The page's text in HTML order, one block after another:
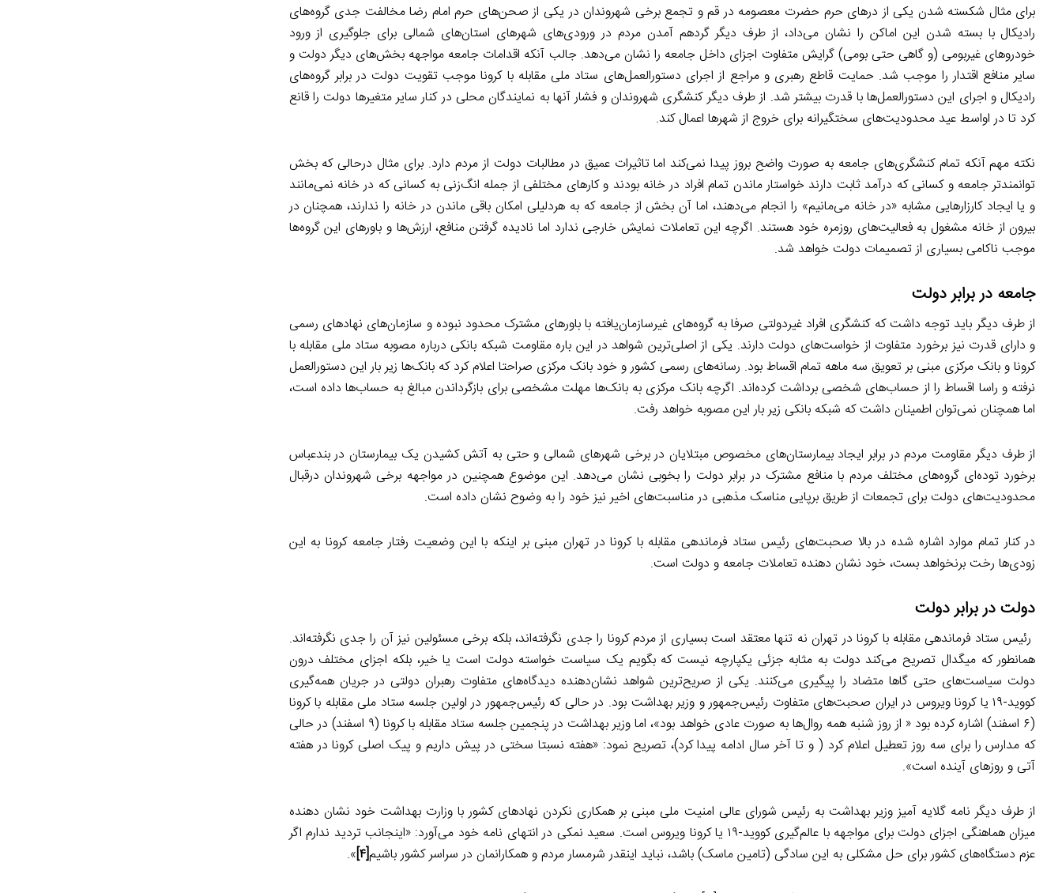
برای مثال شکسته شدن یکی از درهای حرم حضرت معصومه در قم و تجمع برخی شهروندان در یکی از صحن‌های حرم امام رضا مخالفت جدی گروه‌های
رادیکال با بسته شدن این اماکن را نشان می‌داد، از طرف دیگر گردهم آمدن مردم در ورودی‌های شهرهای استان‌های شمالی برای جلوگیری از ورود
خودروهای غیربومی (و گاهی حتی بومی) گرایش متفاوت اجزای داخل جامعه را نشان می‌دهد. جالب آنکه اقدامات جامعه مواجهه بخش‌های دیگر دولت و
سایر منافع اقتدار را موجب شد. حمایت قاطع رهبری و مراجع از اجرای دستورالعمل‌های ستاد ملی مقابله با کرونا موجب تقویت دولت در برابر گروه‌های
رادیکال و اجرای این دستورالعمل‌ها با قدرت بیشتر شد. از طرف دیگر کنشگری شهروندان و فشار آنها به نمایندگان محلی در کنار سایر متغیرها دولت را قانع
کرد تا در اواسط عید محدودیت‌های سختگیرانه برای خروج از شهرها اعمال کند.
نکته مهم آنکه تمام کنشگری‌های جامعه به صورت واضح بروز پیدا نمی‌کند اما تاثیرات عمیق در مطالبات دولت از مردم دارد. برای مثال درحالی که بخش
توانمندتر جامعه و کسانی که درآمد ثابت دارند خواستار ماندن تمام افراد در خانه بودند و کارهای مختلفی از جمله انگ‌زنی به کسانی که در خانه نمی‌مانند
و یا ایجاد کارزارهایی مشابه «در خانه می‌مانیم» را انجام می‌دهند، اما آن بخش از جامعه که به هردلیلی امکان باقی ماندن در خانه را ندارند، همچنان در
بیرون از خانه مشغول به فعالیت‌های روزمره خود هستند. اگرچه این تعاملات نمایش خارجی ندارد اما نادیده گرفتن منافع، ارزش‌ها و باورهای این گروه‌ها
موجب ناکامی بسیاری از تصمیمات دولت خواهد شد.
جامعه در برابر دولت
از طرف دیگر باید توجه داشت که کنشگری افراد غیردولتی صرفا به گروه‌های غیرسازمان‌یافته با باورهای مشترک محدود نبوده و سازمان‌های نهادهای رسمی
و دارای قدرت نیز برخورد متفاوت از خواست‌های دولت دارند. یکی از اصلی‌ترین شواهد در این باره مقاومت شبکه بانکی درباره مصوبه ستاد ملی مقابله با
کرونا و بانک مرکزی مبنی بر تعویق سه ماهه تمام اقساط بود. رسانه‌های رسمی کشور و خود بانک مرکزی صراحتا اعلام کرد که بانک‌ها زیر بار این دستورالعمل
نرفته و راسا اقساط را از حساب‌های شخصی برداشت کرده‌اند. اگرچه بانک مرکزی به بانک‌ها مهلت مشخصی برای بازگرداندن مبالغ به حساب‌ها داده است،
اما همچنان نمی‌توان اطمینان داشت که شبکه بانکی زیر بار این مصوبه خواهد رفت.
از طرف دیگر مقاومت مردم در برابر ایجاد بیمارستان‌های مخصوص مبتلایان در برخی شهرهای شمالی و حتی به آتش کشیدن یک بیمارستان در بندعباس
برخورد توده‌ای گروه‌های مختلف مردم با منافع مشترک در برابر دولت را بخوبی نشان می‌دهد. این موضوع همچنین در مواجهه برخی شهروندان درقبال
محدودیت‌های دولت برای تجمعات از طریق برپایی مناسک مذهبی در مناسبت‌های اخیر نیز خود را به وضوح نشان داده است.
در کنار تمام موارد اشاره شده در بالا صحبت‌های رئیس ستاد فرماندهی مقابله با کرونا در تهران مبنی بر اینکه با این وضعیت رفتار جامعه کرونا به این
زودی‌ها رخت برنخواهد بست، خود نشان دهنده تعاملات جامعه و دولت است.
دولت در برابر دولت
رئیس ستاد فرماندهی مقابله با کرونا در تهران نه تنها معتقد است بسیاری از مردم کرونا را جدی نگرفته‌اند، بلکه برخی مسئولین نیز آن را جدی نگرفته‌اند.
همانطور که میگدال تصریح می‌کند دولت به مثابه جزئی یکپارچه نیست که بگویم یک سیاست خواسته دولت است یا خیر، بلکه اجزای مختلف درون
دولت سیاست‌های حتی گاها متضاد را پیگیری می‌کنند. یکی از صریح‌ترین شواهد نشان‌دهنده دیدگاه‌های متفاوت رهبران دولتی در جریان همه‌گیری
کووید-۱۹ یا کرونا ویروس در ایران صحبت‌های متفاوت رئیس‌جمهور و وزیر بهداشت بود. در حالی که رئیس‌جمهور در اولین جلسه ستاد ملی مقابله با کرونا
(۶ اسفند) اشاره کرده بود « از روز شنبه همه روال‌ها به صورت عادی خواهد بود»، اما وزیر بهداشت در پنجمین جلسه ستاد مقابله با کرونا (۹ اسفند) در حالی
که مدارس را برای سه روز تعطیل اعلام کرد ( و تا آخر سال ادامه پیدا کرد)، تصریح نمود: «هفته نسبتا سختی در پیش داریم و پیک اصلی کرونا در هفته
آتی و روزهای آینده است».
از طرف دیگر نامه گلایه آمیز وزیر بهداشت به رئیس شورای عالی امنیت ملی مبنی بر همکاری نکردن نهادهای کشور با وزارت بهداشت خود نشان دهنده
میزان هماهنگی اجزای دولت برای مواجهه با عالم‌گیری کووید-۱۹ یا کرونا ویروس است. سعید نمکی در انتهای نامه خود می‌آورد: «اینجانب تردید ندارم اگر
عزم دستگاه‌های کشور برای حل مشکلی به این سادگی (تامین ماسک) باشد، نباید اینقدر شرمسار مردم و همکارانمان در سراسر کشور باشیم[۴] ».